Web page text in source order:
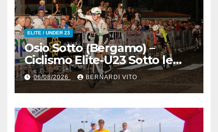
ELITE / UNDER 23
Osio Sotto (Bergamo) –
Ciclismo Elite-U23 Sotto le
Stelle : Kevin Bertoncelli (SC
Padovani-Polo Cherry Bank)
su Andrea Biancalani
(Beltrami TSA Tre Colli)
06/08/2026 BERNARDI VITO